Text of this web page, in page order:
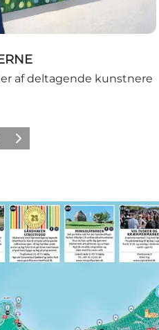
af deltagende kunstnere
billede
Næste billede